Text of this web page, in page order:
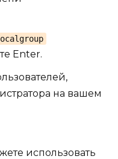
Enter.
на вашем
использовать